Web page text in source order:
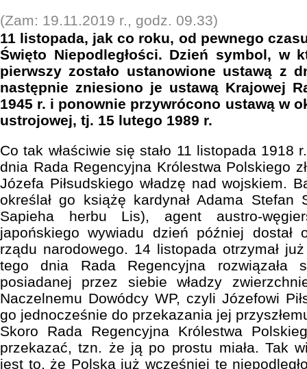
(Zam: 19.11.2019 r., godz. 09.33)
11 listopada, jak co roku, od pewnego
Święto Niepodległości. Dzień symbol, w
pierwszy zostało ustanowione ustawą z
następnie zniesiono je ustawą Krajowej
1945 r. i ponownie przywrócono ustawą w
ustrojowej, tj. 15 lutego 1989 r.
Co tak właściwie się stało 11 listopada 1918
dnia Rada Regencyjna Królestwa Polskiego
Józefa Piłsudskiego władzę nad wojskiem.
określał go książę kardynał Adama Stefan
Sapieha herbu Lis), agent austro-
japońskiego wywiadu dzień później dostał
rządu narodowego. 14 listopada otrzymał już
tego dnia Rada Regencyjna rozwiązała
posiadanej przez siebie władzy
Naczelnemu Dowódcy WP, czyli Józefowi
go jednocześnie do przekazania jej
Skoro Rada Regencyjna Królestwa
przekazać, tzn. że ją po prostu miała. Tak
jest to, że Polska już wcześniej tę